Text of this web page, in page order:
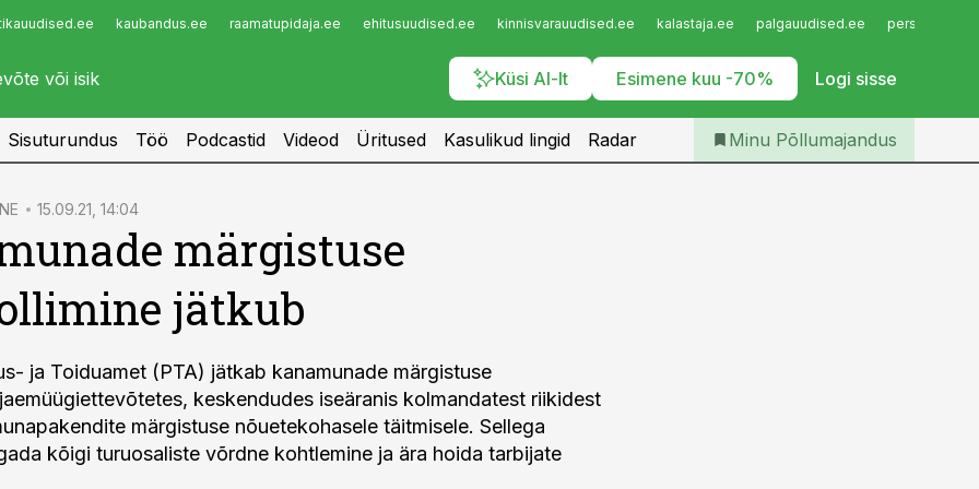
kaubandus.ee raamatupidaja.ee ehitusuudised.ee kinnisvarauudised.ee kalastaja.ee palgauudised.ee
Küsi AI-lt Esimene kuu -70% Logi sisse
Infopank
Iseteenindus
Telli Põllumajandus
Sisuturundus Töö Podcastid Videod Üritused Kasulikud lingid Radar Minu Põllumajandus
15.09.21, 14:04
märgistuse
jätkub
ja Toiduamet (PTA) jätkab kanamunade märgistuse
keskendudes iseäranis kolmandatest riikidest
märgistuse nõuetekohasele täitmisele. Sellega
kõigi turuosaliste võrdne kohtlemine ja ära hoida tarbijate